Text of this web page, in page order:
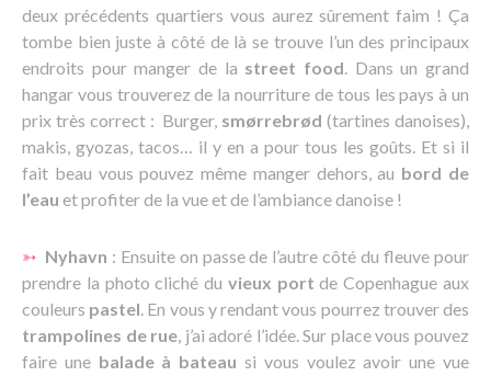
deux précédents quartiers vous aurez sûrement faim ! Ça
tombe bien juste à côté de là se trouve l’un des principaux
endroits pour manger de la street food. Dans un grand
hangar vous trouverez de la nourriture de tous les pays à un
prix très correct : Burger, smørrebrød (tartines danoises),
makis, gyozas, tacos… il y en a pour tous les goûts. Et si il
fait beau vous pouvez même manger dehors, au bord de
l’eau et profiter de la vue et de l’ambiance danoise !
➳ Nyhavn : Ensuite on passe de l’autre côté du fleuve pour
prendre la photo cliché du vieux port de Copenhague aux
couleurs pastel. En vous y rendant vous pourrez trouver des
trampolines de rue, j’ai adoré l’idée. Sur place vous pouvez
faire une balade à bateau si vous voulez avoir une vue